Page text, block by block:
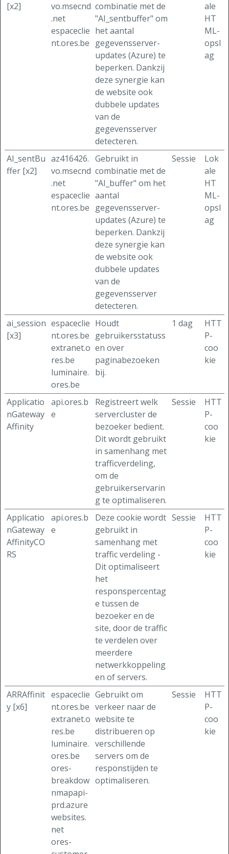
[x2]
vo.msecnd
.net
espaceclie
nt.ores.be
combinatie met de
"AI_sentbuffer" om
het aantal
gegevensserver-
updates (Azure) te
beperken. Dankzij
deze synergie kan
de website ook
dubbele updates
van de
gegevensserver
detecteren.
ale
HT
ML-
opsl
ag
AI_sentBu
ffer [x2]
az416426.
vo.msecnd
.net
espaceclie
nt.ores.be
Gebruikt in
combinatie met de
"AI_buffer" om het
aantal
gegevensserver-
updates (Azure) te
beperken. Dankzij
deze synergie kan
de website ook
dubbele updates
van de
gegevensserver
detecteren.
Sessie
Lok
ale
HT
ML-
opsl
ag
ai_session
[x3]
espaceclie
nt.ores.be
extranet.o
res.be
luminaire.
ores.be
Houdt
gebruikersstatuss
en over
paginabezoeken
bij.
1 dag
HTT
P-
coo
kie
Applicatio
nGateway
Affinity
api.ores.b
e
Registreert welk
servercluster de
bezoeker bedient.
Dit wordt gebruikt
in samenhang met
trafficverdeling,
om de
gebruikerservarin
g te optimaliseren.
Sessie
HTT
P-
coo
kie
Applicatio
nGateway
AffinityCO
RS
api.ores.b
e
Deze cookie wordt
gebruikt in
samenhang met
traffic verdeling -
Dit optimaliseert
het
responspercentag
e tussen de
bezoeker en de
site, door de traffic
te verdelen over
meerdere
netwerkkoppeling
en of servers.
Sessie
HTT
P-
coo
kie
ARRAffinit
y [x6]
espaceclie
nt.ores.be
extranet.o
res.be
luminaire.
ores.be
ores-
breakdow
nmapapi-
prd.azure
websites.
net
ores-
Gebruikt om
verkeer naar de
website te
distribueren op
verschillende
servers om de
responstijden te
optimaliseren.
Sessie
HTT
P-
coo
kie